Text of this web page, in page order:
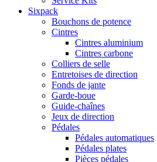
Sixpack
Bouchons de potence
Cintres
Cintres aluminium
Cintres carbone
Colliers de selle
Entretoises de direction
Fonds de jante
Garde-boue
Guide-chaînes
Jeux de direction
Pédales
Pédales automatiques
Pédales plates
Pièces pédales